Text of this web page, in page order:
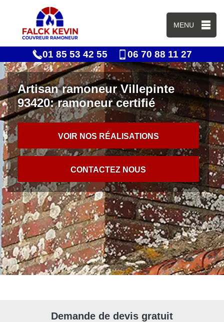
MENU
01 85 53 42 55 06 70 88 11 27
Artisan ramoneur Villepinte
93420: ramoneur certifié
VOIR NOS RÉALISATIONS
CONTACTEZ NOUS
Demande de devis gratuit